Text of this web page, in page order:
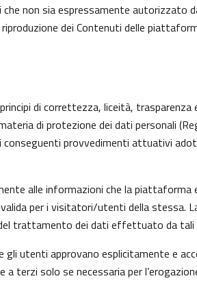
non sia espressamente
dei Contenuti delle
di correttezza, liceità,
di protezione dei dati personali
provvedimenti attuativi
alle informazioni che la piattaforma
per i visitatori/utenti della stessa.
del trattamento dei dati effettuato da
utenti approvano esplicitamente e
terzi solo se necessaria per